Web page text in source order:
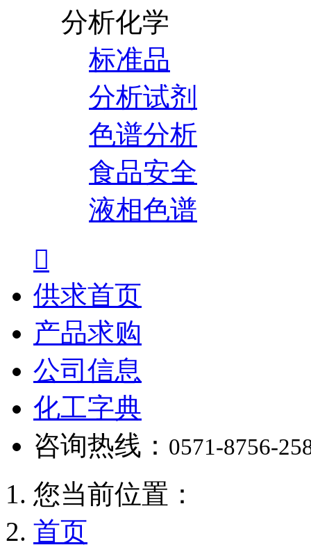
分析化学
标准品
分析试剂
色谱分析
食品安全
液相色谱

供求首页
产品求购
公司信息
化工字典
咨询热线： 0571-8756-
您当前位置：
首页